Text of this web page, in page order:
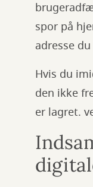
spor på
adresse
Hvis du
den ikke
er lagret.